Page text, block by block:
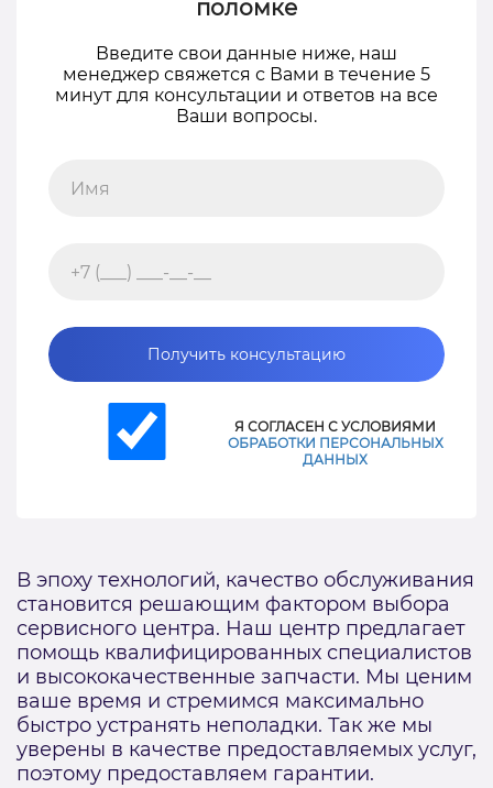
поломке
Введите свои данные ниже, наш
менеджер свяжется с Вами в течение 5
минут для консультации и ответов на все
Ваши вопросы.
Получить консультацию
Я СОГЛАСЕН С УСЛОВИЯМИ
ОБРАБОТКИ ПЕРСОНАЛЬНЫХ
ДАННЫХ
В эпоху технологий, качество обслуживания
становится решающим фактором выбора
сервисного центра. Наш центр предлагает
помощь квалифицированных специалистов
и высококачественные запчасти. Мы ценим
ваше время и стремимся максимально
быстро устранять неполадки. Так же мы
уверены в качестве предоставляемых услуг,
поэтому предоставляем гарантии.